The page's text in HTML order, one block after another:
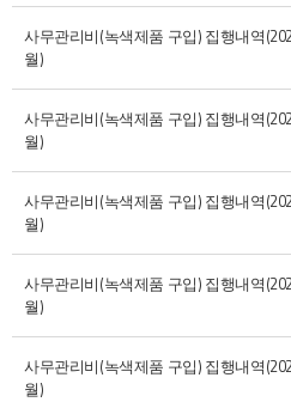
사무관리비(녹색제품 구입) 집행내역
월)
사무관리비(녹색제품 구입) 집행내역
월)
사무관리비(녹색제품 구입) 집행내역
월)
사무관리비(녹색제품 구입) 집행내역
월)
사무관리비(녹색제품 구입) 집행내역
월)